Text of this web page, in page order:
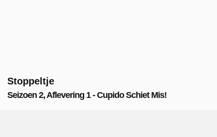
Stoppeltje
Seizoen 2, Aflevering 1 - Cupido Schiet Mis!